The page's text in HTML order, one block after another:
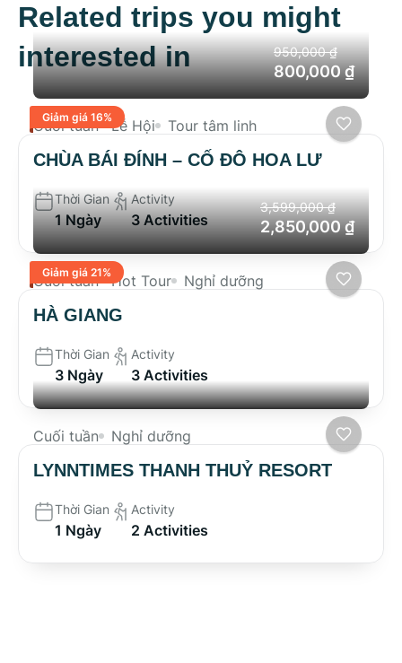
Related trips you might
interested in
Giảm giá 16%
950,000 ₫
800,000 ₫
Cuối tuần Lễ Hội Tour tâm linh
CHÙA BÁI ĐÍNH – CỐ ĐÔ HOA LƯ
Thời Gian
1 Ngày
Activity
3 Activities
Giảm giá 21%
3,599,000 ₫
2,850,000 ₫
Cuối tuần Hot Tour Nghỉ dưỡng
HÀ GIANG
Thời Gian
3 Ngày
Activity
3 Activities
Cuối tuần Nghỉ dưỡng
LYNNTIMES THANH THUỶ RESORT
Thời Gian
1 Ngày
Activity
2 Activities